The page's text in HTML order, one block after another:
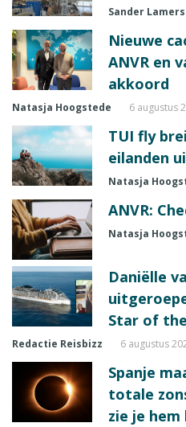
Sander Lamers
Nieuwe
ANVR en
akkoord
Natasja Hoogstede 6 augustus
TUI fly
eilanden
Natasja
ANVR:
Natasja
Daniëlle
Star of
Redactie Reisbizz 6 augustus
Spanje
totale
zie je